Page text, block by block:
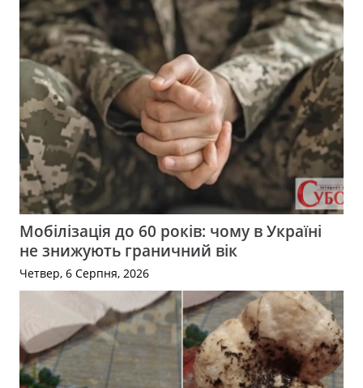
Мобілізація до 60 років: чому в Україні
не знижують граничний вік
Четвер, 6 Серпня, 2026